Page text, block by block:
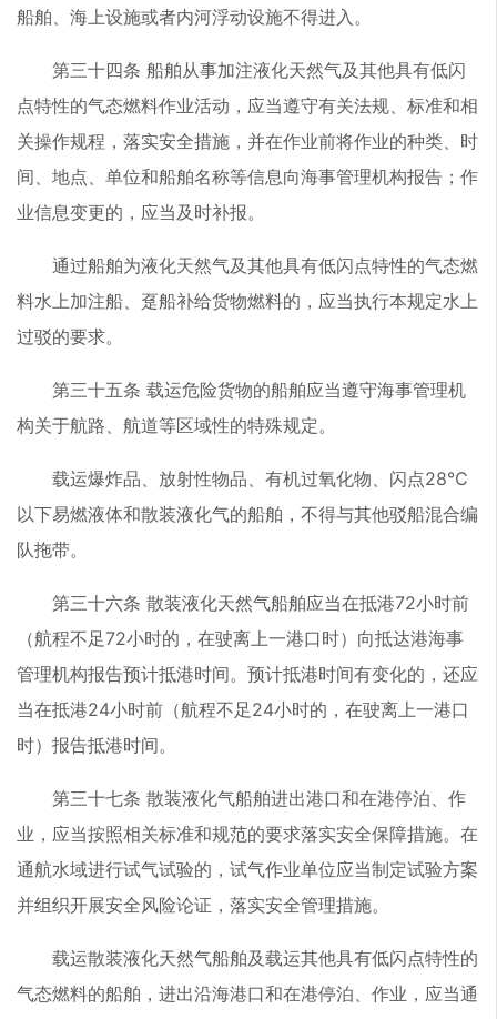
船舶、海上设施或者内河浮动设施不得进入。
第三十四条 船舶从事加注液化天然气及其他具有低闪
点特性的气态燃料作业活动，应当遵守有关法规、标准和相
关操作规程，落实安全措施，并在作业前将作业的种类、时
间、地点、单位和船舶名称等信息向海事管理机构报告；作
业信息变更的，应当及时补报。
通过船舶为液化天然气及其他具有低闪点特性的气态燃
料水上加注船、趸船补给货物燃料的，应当执行本规定水上
过驳的要求。
第三十五条 载运危险货物的船舶应当遵守海事管理机
构关于航路、航道等区域性的特殊规定。
载运爆炸品、放射性物品、有机过氧化物、闪点28℃
以下易燃液体和散装液化气的船舶，不得与其他驳船混合编
队拖带。
第三十六条 散装液化天然气船舶应当在抵港72小时前
（航程不足72小时的，在驶离上一港口时）向抵达港海事
管理机构报告预计抵港时间。预计抵港时间有变化的，还应
当在抵港24小时前（航程不足24小时的，在驶离上一港口
时）报告抵港时间。
第三十七条 散装液化气船舶进出港口和在港停泊、作
业，应当按照相关标准和规范的要求落实安全保障措施。在
通航水域进行试气试验的，试气作业单位应当制定试验方案
并组织开展安全风险论证，落实安全管理措施。
载运散装液化天然气船舶及载运其他具有低闪点特性的
气态燃料的船舶，进出沿海港口和在港停泊、作业，应当通